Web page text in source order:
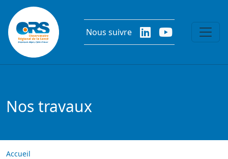
Aller au contenu principal
Nous suivre
Nos travaux
Accueil